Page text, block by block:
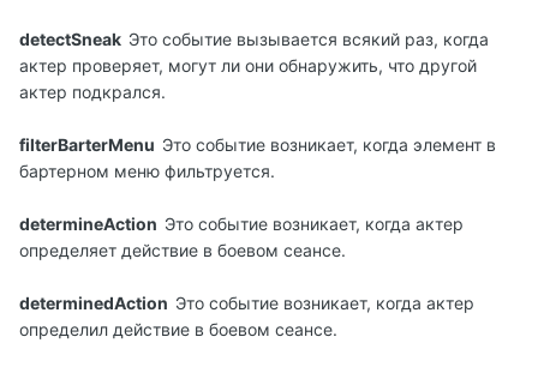
detectSneak Это событие вызывается всякий раз, когда
актер проверяет, могут ли они обнаружить, что другой
актер подкрался.
filterBarterMenu Это событие возникает, когда элемент в
бартерном меню фильтруется.
determineAction Это событие возникает, когда актер
определяет действие в боевом сеансе.
determinedAction Это событие возникает, когда актер
определил действие в боевом сеансе.